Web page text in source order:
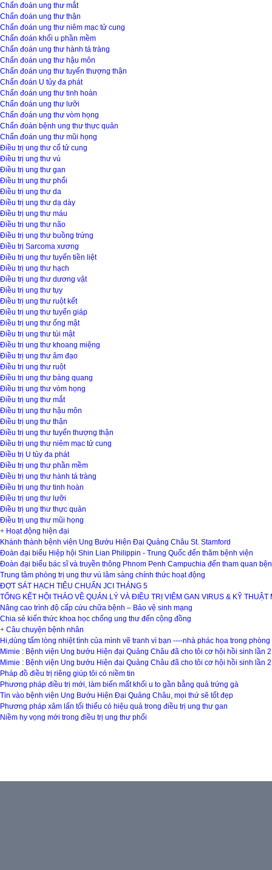
Chẩn đoán ung thư mắt
Chẩn đoán ung thư thận
Chẩn đoán ung thư niêm mạc tử cung
Chẩn đoán khối u phần mềm
Chẩn đoán ung thư hành tá tràng
Chẩn đoán ung thư hậu môn
Chẩn đoán ung thư tuyến thượng thận
Chẩn đoán U tủy đa phát
Chẩn đoán ung thư tinh hoàn
Chẩn đoán ung thư lưỡi
Chẩn đoán ung thư vòm họng
Chẩn đoán bệnh ung thư thực quản
Chẩn đoán ung thư mũi họng
Điều trị ung thư cổ tử cung
Điều trị ung thư vú
Điều trị ung thư gan
Điều trị ung thư phổi
Điều trị ung thư da
Điều trị ung thư dạ dày
Điều trị ung thư máu
Điều trị ung thư não
Điều trị ung thư buồng trứng
Điều trị Sarcoma xương
Điều trị ung thư tuyến tiền liệt
Điều trị ung thư hạch
Điều trị ung thư dương vật
Điều trị ung thư tụy
Điều trị ung thư ruột kết
Điều trị ung thư tuyến giáp
Điều trị ung thư ống mật
Điều trị ung thư túi mật
Điều trị ung thư khoang miệng
Điều trị ung thư âm đạo
Điều trị ung thư ruột
Điều trị ung thư bàng quang
Điều trị ung thư vòm họng
Điều trị ung thư mắt
Điều trị ung thư hậu môn
Điều trị ung thư thận
Điều trị ung thư tuyến thượng thận
Điều trị ung thư niêm mạc tử cung
Điều trị U tủy đa phát
Điều trị ung thư phần mềm
Điều trị ung thư hành tá tràng
Điều trị ung thư tinh hoàn
Điều trị ung thư lưỡi
Điều trị ung thư thực quản
Điều trị ung thư mũi họng
+ Hoạt động hiện đại
Khánh thành bệnh viện Ung Bướu Hiện Đại Quảng Châu St. Stamford
Đoàn đại biểu Hiệp hội Shin Lian Philippin - Trung Quốc đến thăm bệnh viện
Đoàn đại biểu bác sĩ và truyền thông Phnom Penh Campuchia đến tham quan
Trung tâm phòng trị ung thư vú lâm sàng chính thức hoạt động
ĐỢT SÁT HẠCH TIÊU CHUẨN JCI THÁNG 5
TỔNG KẾT HỘI THẢO VỀ QUẢN LÝ VÀ ĐIỀU TRỊ VIÊM GAN VIRUS & KỸ
Nâng cao trình độ cấp cứu chữa bệnh – Bảo vệ sinh mạng
Chia sẻ kiến thức khoa học chống ung thư đến cộng đồng
+ Câu chuyện bệnh nhân
Hi,dùng tấm lòng nhiệt tình của mình vẽ tranh vì bạn ----nhà phác họa trong
Mimie : Bệnh viện Ung bướu Hiện đại Quảng Châu đã cho tôi cơ hội hồi sinh lần 2
Mimie : Bệnh viện Ung bướu Hiện đại Quảng Châu đã cho tôi cơ hội hồi sinh lần 2
Pháp đồ điều trị riêng giúp tôi có niềm tin
Phương pháp điều trị mới, làm biến mất khối u to gần bằng quả trứng gà
Tin vào bệnh viện Ung Bướu Hiện Đại Quảng Châu, mọi thứ sẽ tốt đẹp
Phương pháp xâm lấn tối thiểu có hiệu quả trong điều trị ung thư gan
Niềm hy vọng mới trong điều trị ung thư phổi